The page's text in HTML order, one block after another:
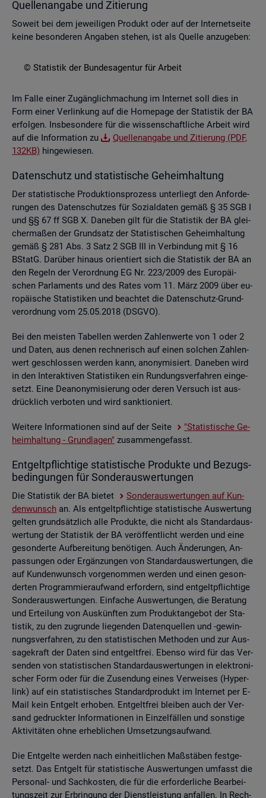
Quel­len­an­ga­be und Zi­tie­rung
So­weit bei dem je­wei­li­gen Pro­dukt oder auf der In­ter­net­sei­te
keine be­son­de­ren An­ga­ben ste­hen, ist als Quel­le an­zu­ge­ben:
© Sta­tis­tik der Bun­des­agen­tur für Ar­beit
Im Falle einer Zu­gäng­lich­ma­chung im In­ter­net soll dies in
Form einer Ver­lin­kung auf die Home­page der Sta­tis­tik der BA
er­fol­gen. Ins­be­son­de­re für die wis­sen­schaft­li­che Ar­beit wird
auf die In­for­ma­ti­on zu
Quel­len­an­ga­be und Zi­tie­rung (PDF,
132KB) hin­ge­wie­sen.
Da­ten­schutz und sta­tis­ti­sche Ge­heim­hal­tung
Der sta­tis­ti­sche Pro­duk­ti­ons­pro­zess un­ter­liegt den An­for­de­
run­gen des Da­ten­schut­zes für So­zi­al­da­ten gemäß § 35 SGB I
und §§ 67 ff SGB X. Da­ne­ben gilt für die Sta­tis­tik der BA glei­
cher­ma­ßen der Grund­satz der Sta­tis­ti­schen Ge­heim­hal­tung
gemäß § 281 Abs. 3 Satz 2 SGB III in Ver­bin­dung mit § 16
BStatG. Dar­über hin­aus ori­en­tiert sich die Sta­tis­tik der BA an
den Re­geln der Ver­ord­nung EG Nr. 223/2009 des Eu­ro­päi­
schen Par­la­ments und des Rates vom 11. März 2009 über eu­
ro­päi­sche Sta­tis­ti­ken und be­ach­tet die Da­ten­schutz-Grund­
ver­ord­nung vom 25.05.2018 (DSGVO).
Bei den meis­ten Ta­bel­len wer­den Zah­len­wer­te von 1 oder 2
und Daten, aus denen rech­ne­risch auf einen sol­chen Zah­len­
wert ge­schlos­sen wer­den kann, an­ony­mi­siert. Da­ne­ben wird
in den In­ter­ak­ti­ven Sta­tis­ti­ken ein Run­dungs­ver­fah­ren ein­ge­
setzt. Eine De­an­ony­mi­sie­rung oder deren Ver­such ist aus­
drück­lich ver­bo­ten und wird sank­tio­niert.
Wei­te­re In­for­ma­tio­nen sind auf der Seite
"Sta­tis­ti­sche Ge­
heim­hal­tung - Grund­la­gen" zu­sam­men­ge­fasst.
Ent­gelt­pflich­ti­ge sta­tis­ti­sche Pro­duk­te und Be­zugs­
be­din­gun­gen für Son­der­aus­wer­tun­gen
Die Sta­tis­tik der BA bie­tet
Son­der­aus­wer­tun­gen auf Kun­
den­wunsch an. Als ent­gelt­pflich­ti­ge sta­tis­ti­sche Aus­wer­tung
gel­ten grund­sätz­lich alle Pro­duk­te, die nicht als Stan­dard­aus­
wer­tung der Sta­tis­tik der BA ver­öf­fent­licht wer­den und eine
ge­son­der­te Auf­be­rei­tung be­nö­ti­gen. Auch Än­de­run­gen, An­
pas­sun­gen oder Er­gän­zun­gen von Stan­dard­aus­wer­tun­gen, die
auf Kun­den­wunsch vor­ge­nom­men wer­den und einen ge­son­
der­ten Pro­gram­mier­auf­wand er­for­dern, sind ent­gelt­pflich­ti­ge
Son­der­aus­wer­tun­gen. Ein­fa­che Aus­wer­tun­gen, die Be­ra­tung
und Er­tei­lung von Aus­künf­ten zum Pro­dukt­an­ge­bot der Sta­
tis­tik, zu den zu­grun­de lie­gen­den Da­ten­quel­len und -ge­win­
nungs­ver­fah­ren, zu den sta­tis­ti­schen Me­tho­den und zur Aus­
sa­ge­kraft der Daten sind ent­gelt­frei. Eben­so wird für das Ver­
sen­den von sta­tis­ti­schen Stan­dard­aus­wer­tun­gen in elek­tro­ni­
scher Form oder für die Zu­sen­dung eines Ver­wei­ses (Hy­per­
link) auf ein sta­tis­ti­sches Stan­dard­pro­dukt im In­ter­net per E-
Mail kein Ent­gelt er­ho­ben. Ent­gelt­frei blei­ben auch der Ver­
sand ge­druck­ter In­for­ma­tio­nen in Ein­zel­fäl­len und sons­ti­ge
Ak­ti­vi­tä­ten ohne er­heb­li­chen Um­set­zungs­auf­wand.
Die Ent­gel­te wer­den nach ein­heit­li­chen Maß­stä­ben fest­ge­
setzt. Das Ent­gelt für sta­tis­ti­sche Aus­wer­tun­gen um­fasst die
Per­so­nal- und Sach­kos­ten, die für die er­for­der­li­che Be­ar­bei­
tungs­zeit zur Er­brin­gung der Dienst­leis­tung an­fal­len. In Rech­